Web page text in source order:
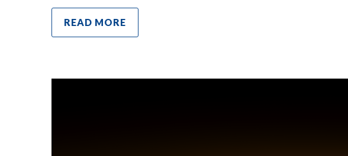
READ MORE